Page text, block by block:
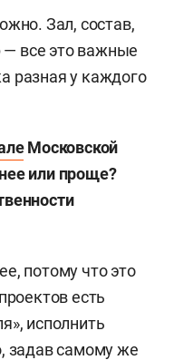
Зал, состав,
— все это важные
разная у каждого
Московской
или проще?
потому что это
есть
исполнить
задав самому же